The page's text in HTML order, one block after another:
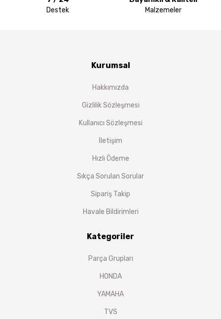
Destek Malzemeler
Kurumsal
Hakkımızda
Gizlilik Sözleşmesi
Kullanıcı Sözleşmesi
İletişim
Hızlı Ödeme
Sıkça Sorulan Sorular
Sipariş Takip
Havale Bildirimleri
Kategoriler
Parça Grupları
HONDA
YAMAHA
TVS